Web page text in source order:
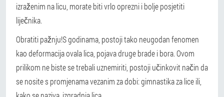
izraženim na licu, morate biti vrlo oprezni i bolje posjetiti
liječnika.
Obratiti pažnju!S godinama, postoji tako neugodan fenomen
kao deformacija ovala lica, pojava druge brade i bora. Ovom
prilikom ne biste se trebali uznemiriti, postoji učinkovit način da
se nosite s promjenama vezanim za dobi: gimnastika za lice ili,